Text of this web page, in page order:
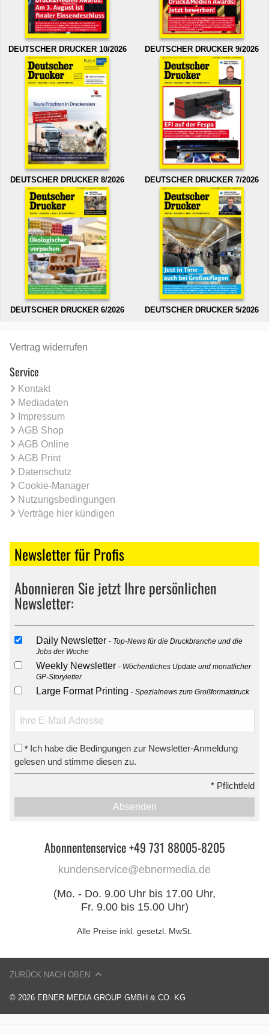
DEUTSCHER DRUCKER 10/2026 DEUTSCHER DRUCKER 9/2026
DEUTSCHER DRUCKER 8/2026 DEUTSCHER DRUCKER 7/2026
DEUTSCHER DRUCKER 6/2026 DEUTSCHER DRUCKER 5/2026
Vertrag widerrufen
Service
Kontakt
Mediadaten
Impressum
AGB Shop
AGB Online
AGB Print
Datenschutz
Cookie-Manager
Nutzungsbedingungen
Verträge hier kündigen
Newsletter für Profis
Abonnieren Sie jetzt Ihre persönlichen
Newsletter:
Daily Newsletter
Top-News für die Druckbranche und die
Jobs der Woche
Weekly Newsletter
Wöchentliches Update und monatlicher
GP-Storyletter
Large Format Printing Spezialnews zum Großformatdruck
* Ich habe die Bedingungen zur Newsletter-Anmeldung
gelesen und stimme diesen zu.
* Pflichtfeld
Absenden
Abonnentenservice +49 731 88005-8205
kundenservice@ebnermedia.de
(Mo. - Do. 9.00 Uhr bis 17.00 Uhr,
Fr. 9.00 bis 15.00 Uhr)
Alle Preise inkl. gesetzl. MwSt.
© 2026 EBNER MEDIA GROUP GMBH & CO. KG
ZURÜCK NACH OBEN